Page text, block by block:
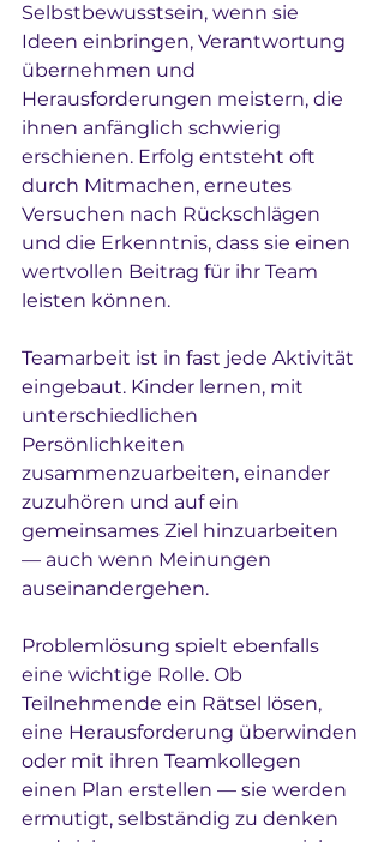
Selbstbewusstsein, wenn sie
Ideen einbringen, Verantwortung
übernehmen und
Herausforderungen meistern, die
ihnen anfänglich schwierig
erschienen. Erfolg entsteht oft
durch Mitmachen, erneutes
Versuchen nach Rückschlägen
und die Erkenntnis, dass sie einen
wertvollen Beitrag für ihr Team
leisten können.
Teamarbeit ist in fast jede Aktivität
eingebaut. Kinder lernen, mit
unterschiedlichen
Persönlichkeiten
zusammenzuarbeiten, einander
zuzuhören und auf ein
gemeinsames Ziel hinzuarbeiten
— auch wenn Meinungen
auseinandergehen.
Problemlösung spielt ebenfalls
eine wichtige Rolle. Ob
Teilnehmende ein Rätsel lösen,
eine Herausforderung überwinden
oder mit ihren Teamkollegen
einen Plan erstellen — sie werden
ermutigt, selbständig zu denken